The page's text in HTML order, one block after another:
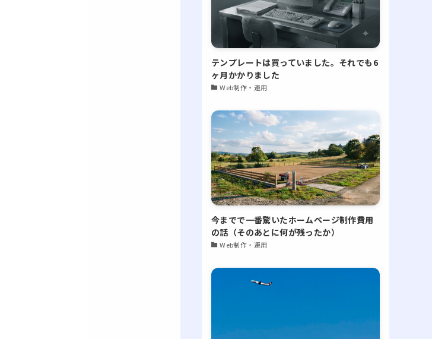
テンプレートは買っていました。それでも6
ヶ月かかりました
Web制作・運用
今までで一番驚いたホームページ制作費用
の話（そのあとに何が残ったか）
Web制作・運用